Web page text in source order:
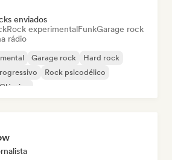
enviados
Rock experimentalFunkGarage rock
rádio
Garage rock
Hard rock
Rock psicodélico